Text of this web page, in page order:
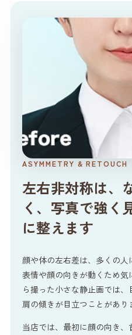
ASYMMETRY & RETOUCH
左右非対称は、
く、写真で強く
に整えます
顔や体の左右差は、多くの
表情や顔の向きが動くため
ら撮った小さな静止画では、
肩の傾きが目立つことがあり
当店では、最初に顔の向き